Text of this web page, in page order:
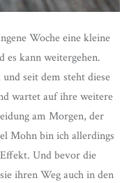
Woche eine kleine
es kann weitergehen.
seit dem steht diese
wartet auf ihre weitere
am Morgen, der
Mohn bin ich allerdings
Und bevor die
ihren Weg auch in den